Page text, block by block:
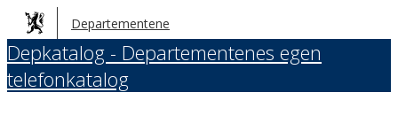
Hopp
til
hovedinnhold
Departementene
Depkatalog - Departementenes egen
telefonkatalog